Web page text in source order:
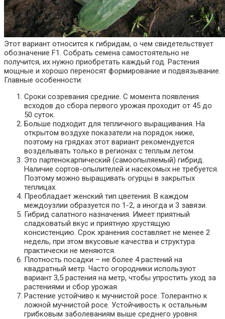
Этот вариант относится к гибридам, о чем свидетельствует
обозначение F1. Собрать семена самостоятельно не
получится, их нужно приобретать каждый год. Растения
мощные и хорошо переносят формирование и подвязывание.
Главные особенности:
Сроки созревания средние. С момента появления
всходов до сбора первого урожая проходит от 45 до
50 суток.
Больше подходит для тепличного выращивания. На
открытом воздухе показатели на порядок ниже,
поэтому на грядках этот вариант рекомендуется
возделывать только в регионах с теплым летом.
Это партенокарпический (самоопыляемый) гибрид.
Наличие сортов-опылителей и насекомых не требуется.
Поэтому можно выращивать огурцы в закрытых
теплицах.
Преобладает женский тип цветения. В каждом
междоузлии образуется по 1-2, а иногда и 3 завязи.
Гибрид салатного назначения. Имеет приятный
сладковатый вкус и приятную хрустящую
консистенцию. Срок хранения составляет не менее 2
недель, при этом вкусовые качества и структура
практически не меняются.
Плотность посадки – не более 4 растений на
квадратный метр. Часто огородники используют
вариант 3,5 растения на метр, чтобы упростить уход за
растениями и сбор урожая.
Растение устойчиво к мучнистой росе. Толерантно к
ложной мучнистой росе. Устойчивость к остальным
грибковым заболеваниям выше среднего уровня.